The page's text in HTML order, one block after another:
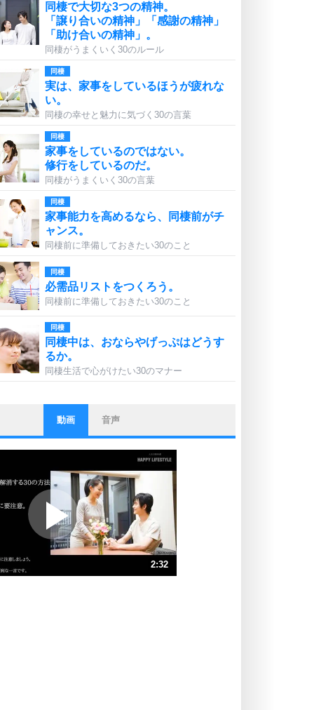
同棲で大切な3つの精神。
「譲り合いの精神」「感謝の精神」
「助け合いの精神」。
同棲がうまくいく30のルール
同棲
実は、家事をしているほうが疲れな
い。
同棲の幸せと魅力に気づく30の言葉
同棲
家事をしているのではない。
修行をしているのだ。
同棲がうまくいく30の言葉
同棲
家事能力を高めるなら、同棲前がチ
ャンス。
同棲前に準備しておきたい30のこと
同棲
必需品リストをつくろう。
同棲前に準備しておきたい30のこと
同棲
同棲中は、おならやげっぷはどうす
るか。
同棲生活で心がけたい30のマナー
ストレス対策
他人と比べない。
いっそのこと、他人を見ない。
プラス思考
ポジティブになれない原因は、行動
しないから。
ポジティブ思考になる30の方法
ストレス対策
動画 音声
2:32